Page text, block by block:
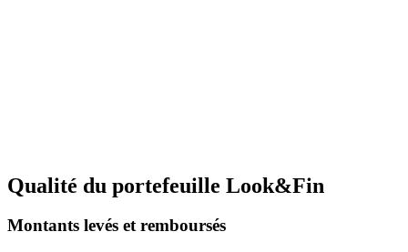
Qualité du portefeuille Look&Fin
Montants levés et remboursés